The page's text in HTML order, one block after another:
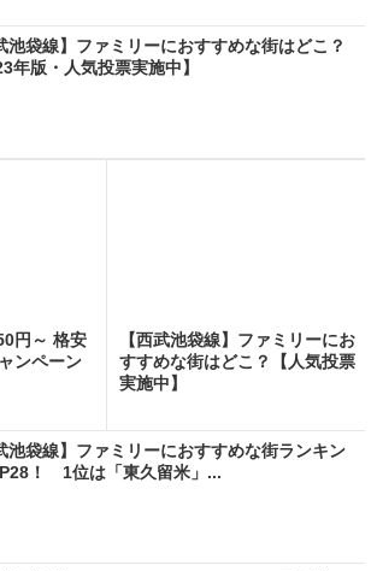
池袋線】ファミリーにおすすめな街はどこ？
年版・人気投票実施中】
円～ 格安
ンペーン
【西武池袋線】ファミリーにお
すすめな街はどこ？【人気投票
実施中】
池袋線】ファミリーにおすすめな街ランキン
！ 1位は「東久留米」...